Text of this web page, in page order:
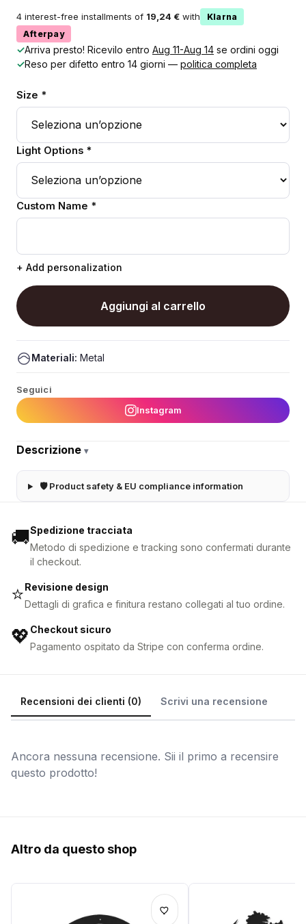
4 interest-free installments of 19,24 € with
Klarna
Afterpay
✓Arriva presto! Ricevilo entro Aug 11-Aug 14 se ordini oggi
✓Reso per difetto entro 14 giorni — politica completa
Size *
Light Options *
Custom Name *
+ Add personalization
Aggiungi al carrello
Materiali: Metal
Seguici
Instagram
Descrizione ▾
🛡 Product safety & EU compliance information
🚚Spedizione tracciata
Metodo di spedizione e tracking sono confermati durante
il checkout.
⭐Revisione design
Dettagli di grafica e finitura restano collegati al tuo ordine.
💖 Checkout sicuro
Pagamento ospitato da Stripe con conferma ordine.
Recensioni dei clienti (0) Scrivi una recensione
Ancora nessuna recensione. Sii il primo a recensire
questo prodotto!
Altro da questo shop